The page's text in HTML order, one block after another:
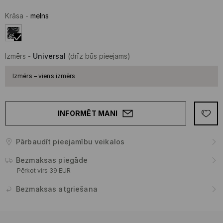
Krāsa - melns
Izmērs - Universal (drīz būs pieejams)
Izmērs – viens izmērs
INFORMĒT MANI
Pārbaudīt pieejamību veikalos
Bezmaksas piegāde
Pērkot virs 39 EUR
Bezmaksas atgriešana